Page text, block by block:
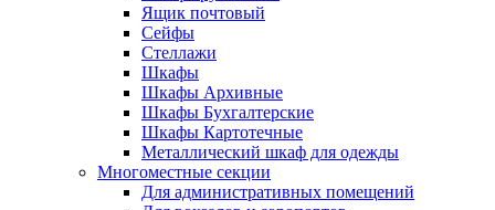
Ящик почтовый
Сейфы
Стеллажи
Шкафы
Шкафы Архивные
Шкафы Бухгалтерские
Шкафы Картотечные
Металлический шкаф для одежды
Многоместные секции
Для административных помещений